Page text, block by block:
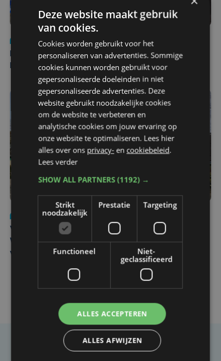
Nieuws
di 4 augustus | 09:32
Man en vrouw dood aangetroffen in woning in Sint-
Pieters Brugge
Nieuws
wo 5 augustus | 11:57
Vier Oostendse gynaecologen versterken dienst in AZ
West, dat ook een nieuwe voltijdse gynaecoloog
verwelkomt
Taalfout opgemerkt?
Deze website maakt gebruik
van cookies.
Cookies worden gebruikt voor het
personaliseren van advertenties. Sommige
cookies kunnen worden gebruikt voor
gepersonaliseerde doeleinden in niet
gepersonaliseerde advertenties. Deze
website gebruikt noodzakelijke cookies
om de website te verbeteren en
analytische cookies om jouw ervaring op
onze website te optimaliseren. Lees hier
alles over ons privacy- en cookiebeleid.
Lees verder
SHOW ALL PARTNERS(1192) →
Strikt
noodzakelijk
Prestatie Targeting
Functioneel
Niet-
geclassificeerd
ALLES ACCEPTEREN
ALLES AFWIJZEN